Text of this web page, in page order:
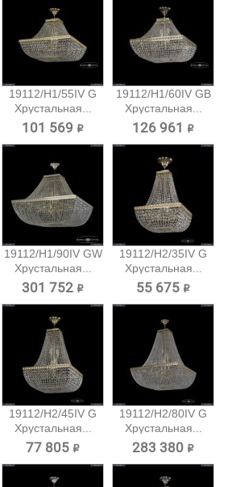
19112/H1/55IV G
Хрустальная...
101 569 ₽
19112/H1/60IV GB
Хрустальная...
126 961 ₽
19112/H1/90IV GW
Хрустальная...
301 752 ₽
19112/H2/35IV G
Хрустальная...
55 675 ₽
19112/H2/45IV G
Хрустальная...
77 805 ₽
19112/H2/80IV G
Хрустальная...
283 380 ₽